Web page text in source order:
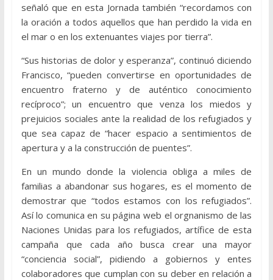
señaló que en esta Jornada también “recordamos con
la oración a todos aquellos que han perdido la vida en
el mar o en los extenuantes viajes por tierra”.
“Sus historias de dolor y esperanza”, continuó diciendo
Francisco, “pueden convertirse en oportunidades de
encuentro fraterno y de auténtico conocimiento
recíproco”; un encuentro que venza los miedos y
prejuicios sociales ante la realidad de los refugiados y
que sea capaz de “hacer espacio a sentimientos de
apertura y a la construcción de puentes”.
En un mundo donde la violencia obliga a miles de
familias a abandonar sus hogares, es el momento de
demostrar que “todos estamos con los refugiados”.
Así lo comunica en su página web el orgnanismo de las
Naciones Unidas para los refugiados, artífice de esta
campaña que cada año busca crear una mayor
“conciencia social”, pidiendo a gobiernos y entes
colaboradores que cumplan con su deber en relación a